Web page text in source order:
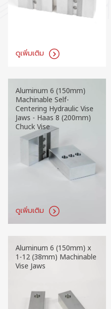
ดูเพิ่มเติม
Aluminum 6 (150mm)
Machinable Self-
Centering Hydraulic Vise
Jaws - Haas 8 (200mm)
Chuck Vise
ดูเพิ่มเติม
Aluminum 6 (150mm) x
1-12 (38mm) Machinable
Vise Jaws